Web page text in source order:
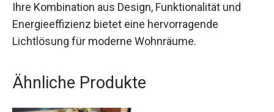
Ihre Kombination aus Design, Funktionalität und
Energieeffizienz bietet eine hervorragende
Lichtlösung für moderne Wohnräume.
Ähnliche Produkte